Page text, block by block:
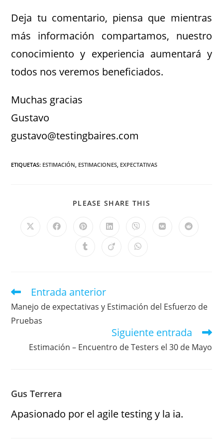
Deja tu comentario, piensa que mientras
más información compartamos, nuestro
conocimiento y experiencia aumentará y
todos nos veremos beneficiados.
Muchas gracias
Gustavo
gustavo@testingbaires.com
ETIQUETAS: ESTIMACIÓN, ESTIMACIONES, EXPECTATIVAS
PLEASE SHARE THIS
Entrada anterior
Manejo de expectativas y Estimación del Esfuerzo de
Pruebas
Siguiente entrada
Estimación – Encuentro de Testers el 30 de Mayo
Gus Terrera
Apasionado por el agile testing y la ia.